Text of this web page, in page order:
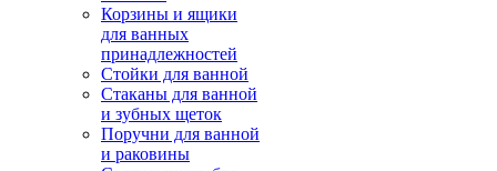
Корзины и ящики
для ванных
принадлежностей
Стойки для ванной
Стаканы для ванной
и зубных щеток
Поручни для ванной
и раковины